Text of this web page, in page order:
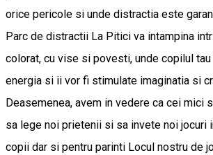
orice pericole si unde distractia este
Parc de distractii La Pitici va intampina
colorat, cu vise si povesti, unde copilul
energia si ii vor fi stimulate imaginatia si
Deasemenea, avem in vedere ca cei mici
sa lege noi prietenii si sa invete noi jocuri
copii dar si pentru parinti Locul nostru de